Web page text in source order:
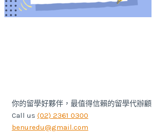
你的留學好夥伴，最值得信賴的留學代辦
Call us (02) 2361 0300
benuredu@gmail.com